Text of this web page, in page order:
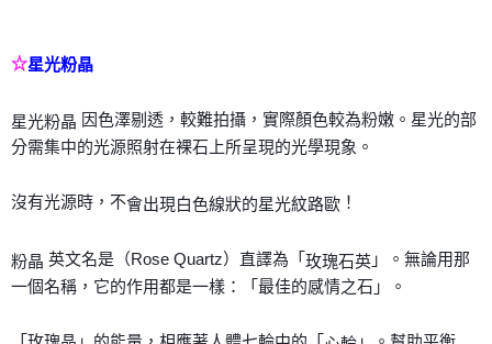
☆星光粉晶
星光粉晶 因色澤剔透，較難拍攝，實際顏色較為粉嫩。星光的部
分需集中的光源照射在裸石上所呈現的光學現象。
沒有光源時，不會出現白色線狀的星光紋路歐 ！
粉晶 英文名是（Rose Quartz）直譯為「 玫瑰石英 」。無論用那
一個名稱，它的作用都是一樣：「最佳的感情之石」。